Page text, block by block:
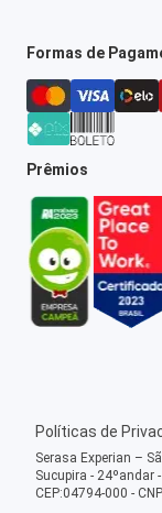
Formas de
Prêmios
Políticas de
Serasa Experian –
Sucupira - 24ºandar
CEP:04794-000 -